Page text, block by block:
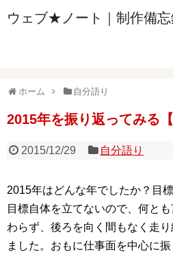
ウェブ★ノート｜制作備
ホーム 自分語り
2015年を振り返ってみる【
2015/12/29 自分語り
2015年はどんな年でしたか？目
目標自体を立てないので、何と
わらず、後ろを向く間もなく走
ました。おもに仕事面を中心に振